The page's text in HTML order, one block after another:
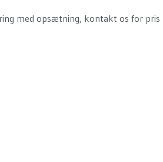
med opsætning, kontakt os for pris